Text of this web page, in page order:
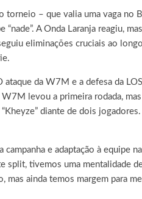
– que valia uma vaga no
A Onda Laranja reagiu,
eliminações cruciais ao
da W7M e a defesa da
levou a primeira rodada,
diante de dois
e adaptação à equipe
split, tivemos uma mentalidade
ainda temos margem para